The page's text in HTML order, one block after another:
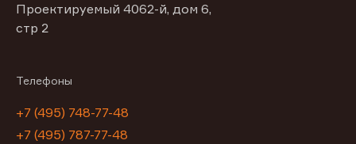
Проектируемый 4062-й, дом 6,
стр 2
Телефоны
+7 (495) 748-77-48
+7 (495) 787-77-48